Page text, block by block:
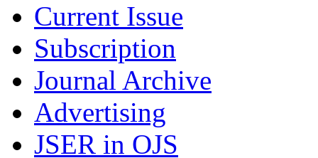
Current Issue
Subscription
Journal Archive
Advertising
JSER in OJS